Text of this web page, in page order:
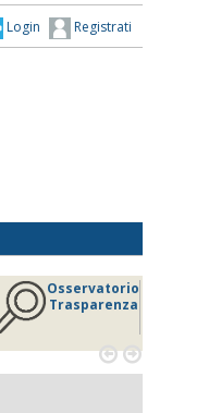
Registrati
Login
Osservatorio
Trasparenza
 